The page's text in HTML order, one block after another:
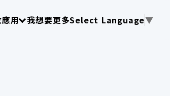
單
TAB 操作選單
用請使用 TAB 操作選單
我想要更多Select Language▼